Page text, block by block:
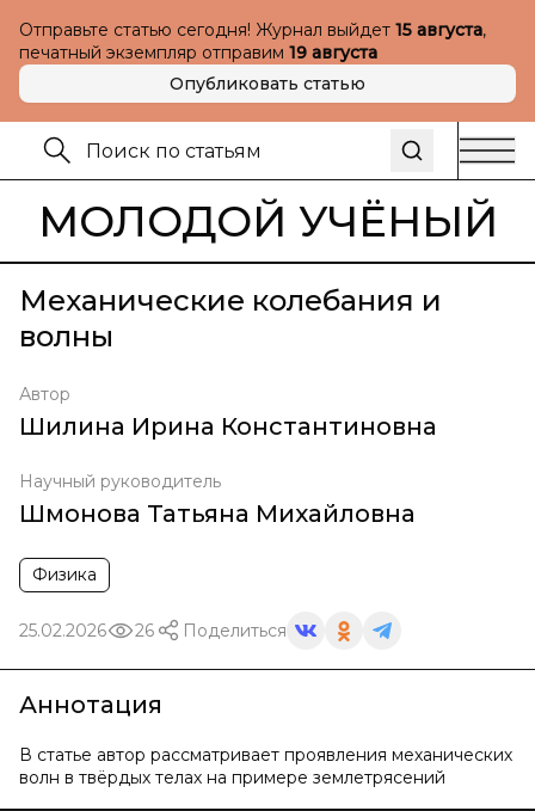
Отправьте статью сегодня! Журнал выйдет 15 августа,
печатный экземпляр отправим 19 августа
Опубликовать статью
МОЛОДОЙ УЧЁНЫЙ
Механические колебания и
волны
Автор
Шилина Ирина Константиновна
Научный руководитель
Шмонова Татьяна Михайловна
Физика
25.02.2026 26 Поделиться
Аннотация
В статье автор рассматривает проявления механических
волн в твёрдых телах на примере землетрясений